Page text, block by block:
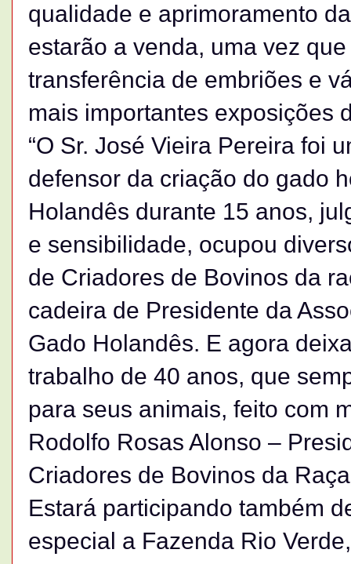
qualidade e aprimoramento
estarão a venda, uma vez
transferência de embriões e
mais importantes exposições
“O Sr. José Vieira Pereira foi
defensor da criação do gado
Holandês durante 15 anos,
e sensibilidade, ocupou
de Criadores de Bovinos da
cadeira de Presidente da
Gado Holandês. E agora
trabalho de 40 anos, que
para seus animais, feito com
Rodolfo Rosas Alonso –
Criadores de Bovinos da
Estará participando também
especial a Fazenda Rio